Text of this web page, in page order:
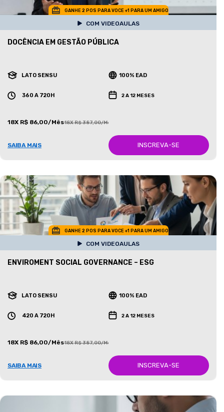
GANHE 2 POS PARA VOCE +1 PARA UM AMIGO
COM VIDEOAULAS
DOCÊNCIA EM GESTÃO PÚBLICA
LATO SENSU 100% EAD
360 A 720H 2 A 12 MESES
18X R$ 86,00/Mês18X R$ 387,00/Mês
SAIBA MAIS INSCREVA-SE
GANHE 2 POS PARA VOCE +1 PARA UM AMIGO
COM VIDEOAULAS
ENVIROMENT SOCIAL GOVERNANCE – ESG
LATO SENSU 100% EAD
420 A 720H 2 A 12 MESES
18X R$ 86,00/Mês18X R$ 387,00/Mês
SAIBA MAIS INSCREVA-SE